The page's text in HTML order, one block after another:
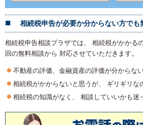
相続税申告が必要か分からない方でも
相続税申告相談プラザでは、 相続税がかかる
回の無料相談から 対応させていただきます。
不動産の評価、金融資産の評価が分からない
相続税がかからないと思うが、 ギリギリな
相続税の知識がなく、 相談していいかも迷